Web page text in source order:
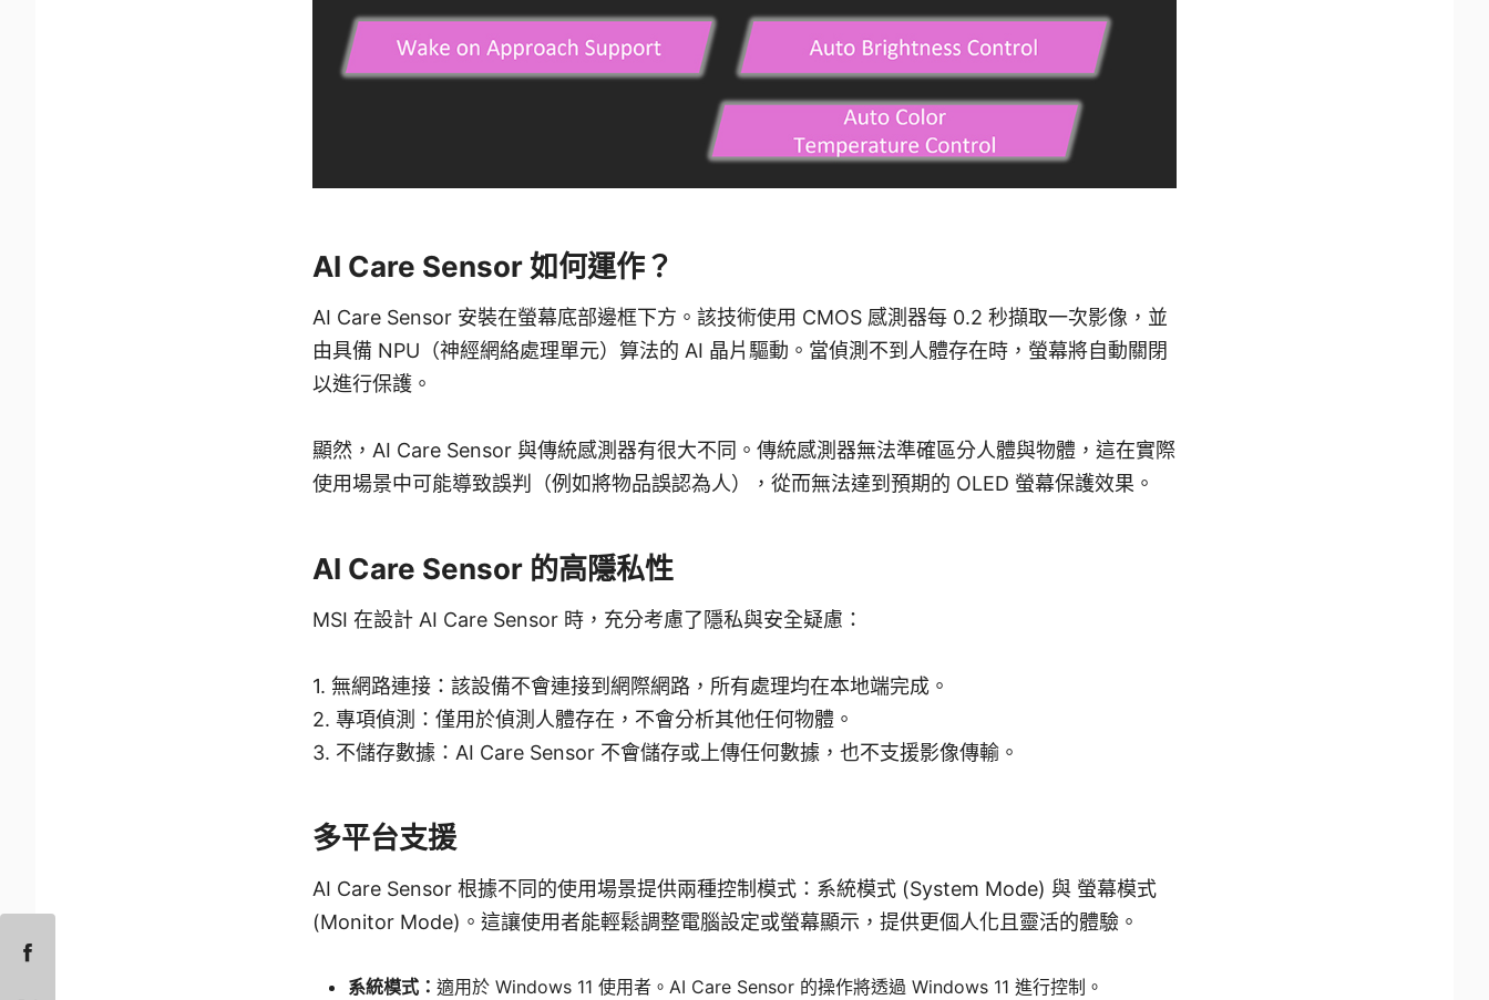
AI Care Sensor 如何運作？
AI Care Sensor 安裝在螢幕底部邊框下方。該技術使用 CMOS 感測器每 0.2 秒擷取一次影像，並
由具備 NPU（神經網絡處理單元）算法的 AI 晶片驅動。當偵測不到人體存在時，螢幕將自動關閉
以進行保護。
顯然，AI Care Sensor 與傳統感測器有很大不同。傳統感測器無法準確區分人體與物體，這在實際
使用場景中可能導致誤判（例如將物品誤認為人），從而無法達到預期的 OLED 螢幕保護效果。
AI Care Sensor 的高隱私性
MSI 在設計 AI Care Sensor 時，充分考慮了隱私與安全疑慮：
1. 無網路連接：該設備不會連接到網際網路，所有處理均在本地端完成。
2. 專項偵測：僅用於偵測人體存在，不會分析其他任何物體。
3. 不儲存數據：AI Care Sensor 不會儲存或上傳任何數據，也不支援影像傳輸。
多平台支援
AI Care Sensor 根據不同的使用場景提供兩種控制模式：系統模式 (System Mode) 與 螢幕模式
(Monitor Mode)。這讓使用者能輕鬆調整電腦設定或螢幕顯示，提供更個人化且靈活的體驗。
系統模式：適用於 Windows 11 使用者。AI Care Sensor 的操作將透過 Windows 11 進行控制。